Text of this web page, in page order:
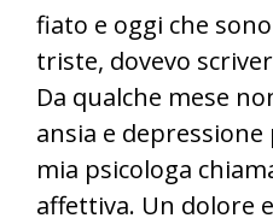
fiato e oggi che
triste, dovevo
Da qualche mese
ansia e
mia psicologa
affettiva. Un dolore